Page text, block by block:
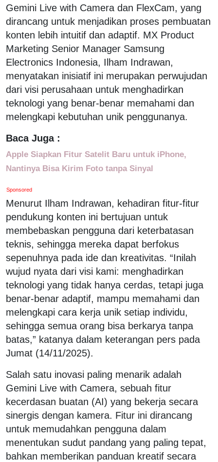
Gemini Live with Camera dan FlexCam, yang
dirancang untuk menjadikan proses pembuatan
konten lebih intuitif dan adaptif. MX Product
Marketing Senior Manager Samsung
Electronics Indonesia, Ilham Indrawan,
menyatakan inisiatif ini merupakan perwujudan
dari visi perusahaan untuk menghadirkan
teknologi yang benar-benar memahami dan
melengkapi kebutuhan unik penggunanya.
Baca Juga :
Apple Siapkan Fitur Satelit Baru untuk iPhone,
Nantinya Bisa Kirim Foto tanpa Sinyal
Sponsored
Menurut Ilham Indrawan, kehadiran fitur-fitur
pendukung konten ini bertujuan untuk
membebaskan pengguna dari keterbatasan
teknis, sehingga mereka dapat berfokus
sepenuhnya pada ide dan kreativitas. “Inilah
wujud nyata dari visi kami: menghadirkan
teknologi yang tidak hanya cerdas, tetapi juga
benar-benar adaptif, mampu memahami dan
melengkapi cara kerja unik setiap individu,
sehingga semua orang bisa berkarya tanpa
batas,” katanya dalam keterangan pers pada
Jumat (14/11/2025).
Salah satu inovasi paling menarik adalah
Gemini Live with Camera, sebuah fitur
kecerdasan buatan (AI) yang bekerja secara
sinergis dengan kamera. Fitur ini dirancang
untuk memudahkan pengguna dalam
menentukan sudut pandang yang paling tepat,
bahkan memberikan panduan kreatif secara